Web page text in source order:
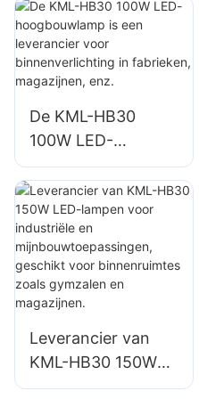
buitenverlichting
van gebouwen,
gevels en
bouwplaatsen.
De KML-HB30
100W LED-
hoogbouwlamp is
een leverancier
voor
binnenverlichting in
fabrieken,
magazijnen, enz.
Leverancier van
KML-HB30 150W
LED-lampen voor